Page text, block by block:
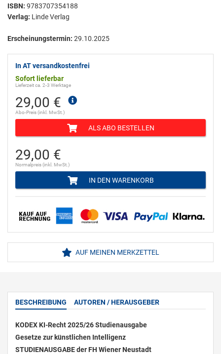
ISBN: 9783707354188
Verlag: Linde Verlag
Erscheinungstermin: 29.10.2025
In AT versandkostenfrei
Sofort lieferbar
Lieferzeit ca. 2-3 Werktage
29,00 €
Abo-Preis (inkl. MwSt.)
ALS ABO BESTELLEN
29,00 €
Normalpreis (inkl. MwSt.)
IN DEN WARENKORB
AUF MEINEN MERKZETTEL
BESCHREIBUNG AUTOREN / HERAUSGEBER
KODEX KI-Recht 2025/26 Studienausgabe
Gesetze zur künstlichen Intelligenz
STUDIENAUSGABE der FH Wiener Neustadt